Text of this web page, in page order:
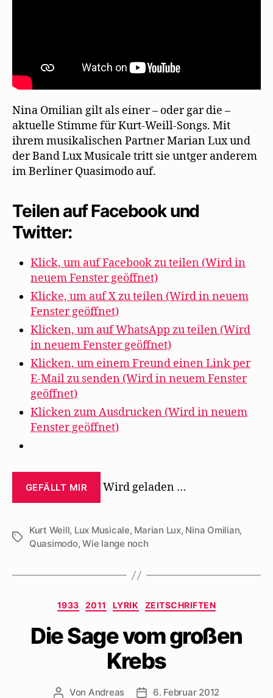
Nina Omilian gilt als einer – oder gar die –
aktuelle Stimme für Kurt-Weill-Songs. Mit
ihrem musikalischen Partner Marian Lux und
der Band Lux Musicale tritt sie untger anderem
im Berliner Quasimodo auf.
Teilen auf Facebook und
Twitter:
Klick, um auf Facebook zu teilen (Wird in
neuem Fenster geöffnet)
Klicke, um auf X zu teilen (Wird in neuem
Fenster geöffnet)
Klicken, um auf WhatsApp zu teilen (Wird
in neuem Fenster geöffnet)
Klicken, um einem Freund einen Link per
E-Mail zu senden (Wird in neuem Fenster
geöffnet)
Klicken zum Ausdrucken (Wird in neuem
Fenster geöffnet)
GEFÄLLT MIR Wird geladen …
Schlagwörter
Kurt Weill, Lux Musicale, Marian Lux, Nina Omilian,
Quasimodo,Wie lange noch
Kategorien
1933 2011 LYRIK ZEITSCHRIFTEN
Die Sage vom großen
Krebs
Beitragsautor
Von Andreas Beitragsdatum
6. Februar 2012